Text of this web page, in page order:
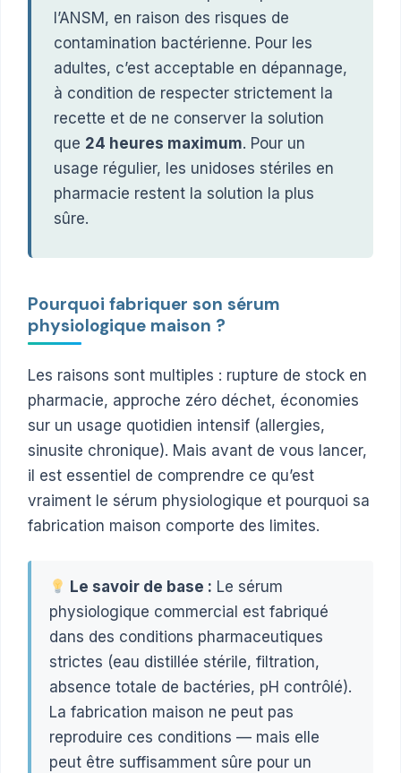
l’ANSM, en raison des risques de
contamination bactérienne. Pour les
adultes, c’est acceptable en dépannage,
à condition de respecter strictement la
recette et de ne conserver la solution
que 24 heures maximum. Pour un
usage régulier, les unidoses stériles en
pharmacie restent la solution la plus
sûre.
Pourquoi fabriquer son sérum
physiologique maison ?
Les raisons sont multiples : rupture de stock en
pharmacie, approche zéro déchet, économies
sur un usage quotidien intensif (allergies,
sinusite chronique). Mais avant de vous lancer,
il est essentiel de comprendre ce qu’est
vraiment le sérum physiologique et pourquoi sa
fabrication maison comporte des limites.
Le savoir de base : Le sérum
physiologique commercial est fabriqué
dans des conditions pharmaceutiques
strictes (eau distillée stérile, filtration,
absence totale de bactéries, pH contrôlé).
La fabrication maison ne peut pas
reproduire ces conditions — mais elle
peut être suffisamment sûre pour un